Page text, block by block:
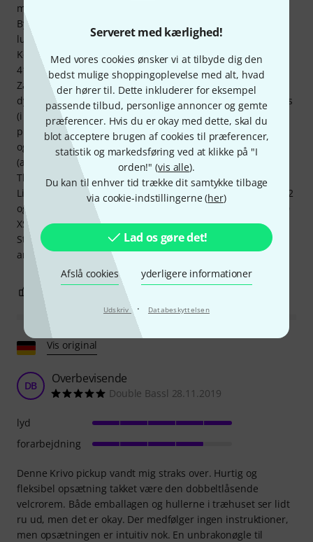
Serveret med kærlighed!
Med vores cookies ønsker vi at tilbyde dig den
bedst mulige shoppingoplevelse med alt, hvad
der hører til. Dette inkluderer for eksempel
passende tilbud, personlige annoncer og gemte
præferencer. Hvis du er okay med dette, skal du
blot acceptere brugen af cookies til præferencer,
statistik og markedsføring ved at klikke på "I
orden!" (vis alle).
Du kan til enhver tid trække dit samtykke tilbage
via cookie-indstillingerne (her)
Lad os gøre det!
Afslå cookies yderligere informationer
Udskriv · Databeskyttelsen
med prøveoptagelser bekræftede dette indtryk.
Byggekvalitet: Kort sagt... Jeg ville have fået en (fortjent)
lussing for så dårligt borede huller under min læretid.
Konklusion: I en direkte A/B-sammenligning med Schaller
411 og Zadow baspickup'en taber Krivo klart. Schaller og
Zadow var rent fremstillet, hvilket blev stærkt forsømt i den
dyre Krivo. Krivo lyder ubalanceret, og det kunne ikke rettes
(i hvert fald ikke for mig). D- og G-strengene lyder godt og
præcis som ønsket, men E- og A-strengene lyder dæmpede
og matte. Testet: Krivo pickup vs. Schaller 411 og Zadow
(alle magnetiske pickups til kontrabas). Halvfast bas,
Thomastik Superflexible stålstrenge og Presto Nylonwound
Light-strenge. Forstærkere: Fender Rumble 800 med et 1x12
og et 2x8 kabinet; Eich Amps T1000 med et 1x12 XS og 2x10
XS kabinetter. Optagelse: Cubase 12 Pro via en Presonus
Studio Live 12 AR-konsol. Derfor desværre absolut ikke
anbefalet.
ANMELD BEDØMMELSE
Vis original
DB Overbevisende
Double Bassl 28.11.2019
Denne Krivo pickup vandt mig straks over. Hurtig og
fleksibel opsætning takket være den dobbeltlåsende
velcrorem. Både emballagen og hullerne i træhuset ser lidt
ru ud, men det er okay. Der medfølger ingen instruktioner,
men opsætningen er intuitiv nok. En unbrakonøgle til
lyd
forarbejdning